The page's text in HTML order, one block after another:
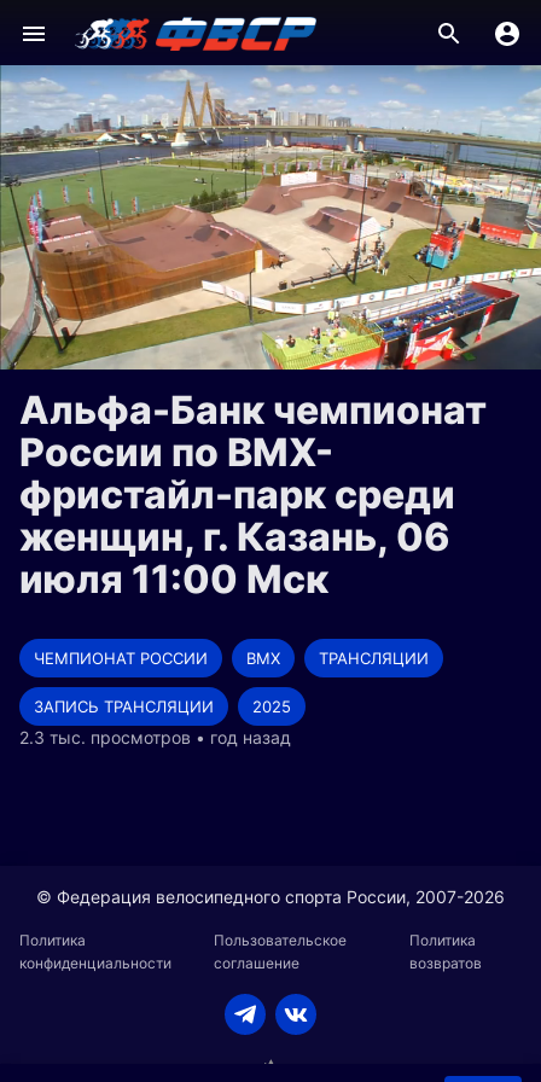
Альфа-Банк чемпионат
России по BMX-
фристайл-парк среди
женщин, г. Казань, 06
июля 11:00 Мск
ЧЕМПИОНАТ РОССИИ BMX ТРАНСЛЯЦИИ
ЗАПИСЬ ТРАНСЛЯЦИИ 2025
2.3 тыс. просмотров • год назад
© Федерация велосипедного спорта России, 2007-2026
Политика
конфиденциальности
Пользовательское
соглашение
Политика
возвратов